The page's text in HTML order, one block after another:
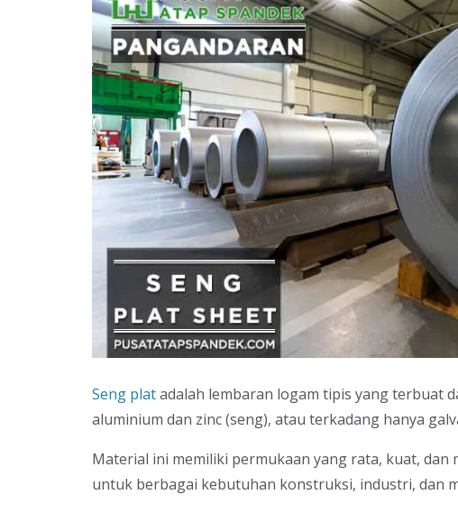
Seng platadalah lembaran logam tipis yang terbuat
aluminium dan zinc (seng), atau terkadang hanya
Material ini memiliki permukaan yang rata, kuat,
untuk berbagai kebutuhan konstruksi, industri, dan